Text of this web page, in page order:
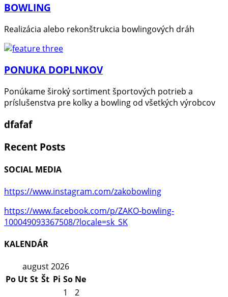
BOWLING
Realizácia alebo rekonštrukcia bowlingových dráh
PONUKA DOPLNKOV
Ponúkame široký sortiment športových potrieb a
príslušenstva pre kolky a bowling od všetkých výrobcov
dfafaf
Recent Posts
SOCIAL MEDIA
https://www.instagram.com/zakobowling
https://www.facebook.com/p/ZAKO-bowling-
100049093367508/?locale=sk_SK
KALENDÁR
august 2026
Po Ut St Št Pi So Ne
1
2